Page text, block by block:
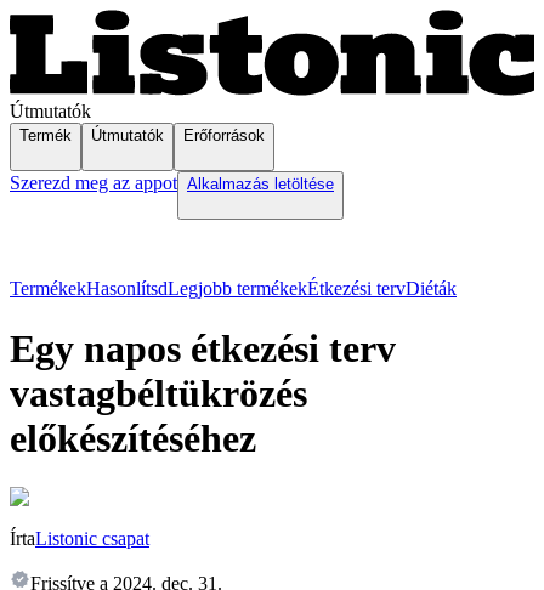
Útmutatók
Termék Útmutatók Erőforrások
Szerezd meg az appot Alkalmazás letöltése
TermékekHasonlítsdLegjobb termékekÉtkezési tervDiéták
Egy napos étkezési terv
vastagbéltükrözés
előkészítéséhez
ÍrtaListonic csapat
Frissítve a 2024. dec. 31.